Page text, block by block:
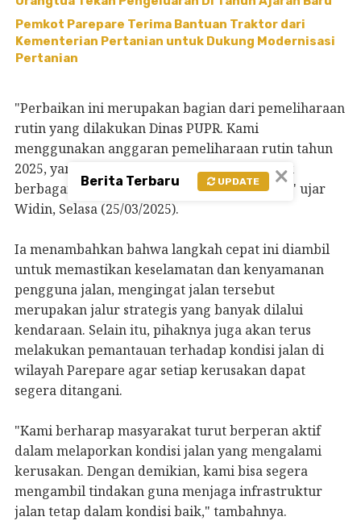
Pemkot Parepare Terima Bantuan Traktor dari
Kementerian Pertanian untuk Dukung Modernisasi
Pertanian
"Perbaikan ini merupakan bagian dari pemeliharaan
rutin yang dilakukan Dinas PUPR. Kami
menggunakan anggaran pemeliharaan rutin tahun
2025, yang totalnya sebesar Rp500 juta untuk
berbagai perbaikan jalan selama satu tahun," ujar
Widin, Selasa (25/03/2025).
Ia menambahkan bahwa langkah cepat ini diambil
untuk memastikan keselamatan dan kenyamanan
pengguna jalan, mengingat jalan tersebut
merupakan jalur strategis yang banyak dilalui
kendaraan. Selain itu, pihaknya juga akan terus
melakukan pemantauan terhadap kondisi jalan di
wilayah Parepare agar setiap kerusakan dapat
segera ditangani.
"Kami berharap masyarakat turut berperan aktif
dalam melaporkan kondisi jalan yang mengalami
kerusakan. Dengan demikian, kami bisa segera
mengambil tindakan guna menjaga infrastruktur
jalan tetap dalam kondisi baik," tambahnya.
×
Berita Terbaru UPDATE